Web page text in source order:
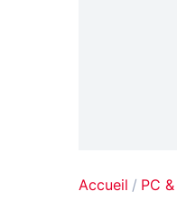
Accueil PC